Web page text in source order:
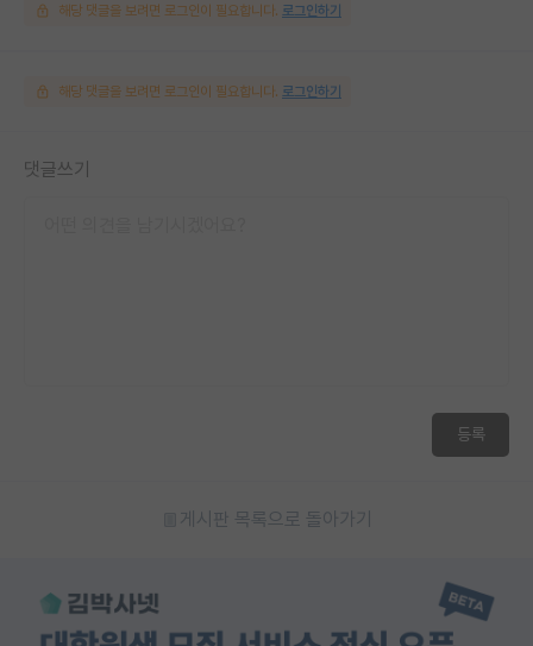
해당 댓글을 보려면 로그인이 필요합니다. 로그인하기
해당 댓글을 보려면 로그인이 필요합니다. 로그인하기
댓글쓰기
등록
게시판 목록으로 돌아가기